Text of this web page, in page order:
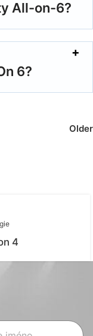
All-on-6?
6?
Older
4